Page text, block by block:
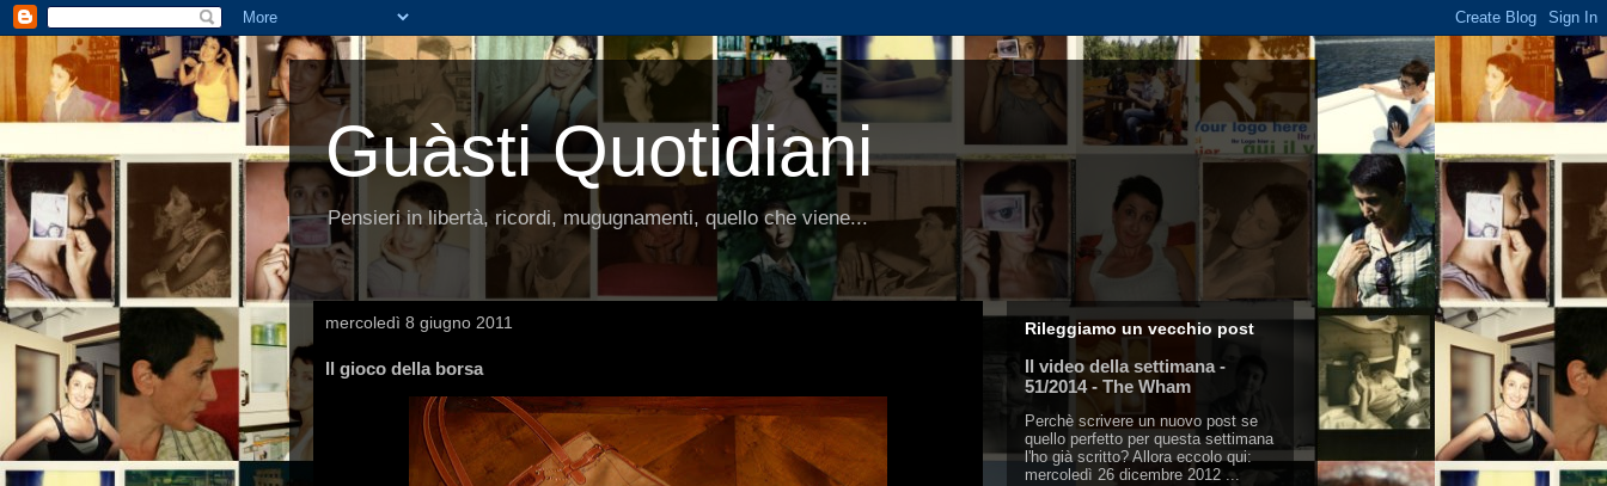
Guàsti Quotidiani
Pensieri in libertà, ricordi, mugugnamenti, quello che viene...
mercoledì 8 giugno 2011
Il gioco della borsa
Rileggiamo un vecchio post
Il video della settimana -
51/2014 - The Wham
Perchè scrivere un nuovo post se
quello perfetto per questa settimana
l'ho già scritto? Allora eccolo qui:
mercoledì 26 dicembre 2012 ...